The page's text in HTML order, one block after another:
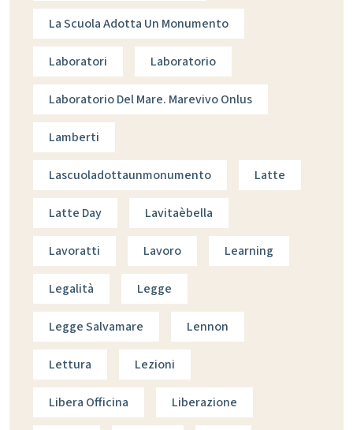
La Scuola Adotta Un Monumento
Laboratori Laboratorio
Laboratorio Del Mare. Marevivo Onlus
Lamberti
Lascuoladottaunmonumento Latte
Latte Day Lavitaèbella
Lavoratti Lavoro Learning
Legalità Legge
Legge Salvamare Lennon
Lettura Lezioni
Libera Officina Liberazione